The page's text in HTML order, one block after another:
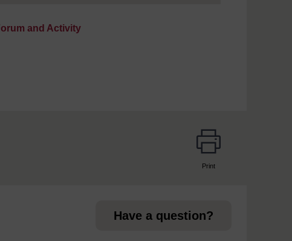
and Activity
Print
Have a question?